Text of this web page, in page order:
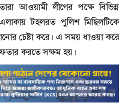
আওয়ামী লীগের পক্ষে বিভিন্ন
টহলরত পুলিশ মিছিলটিকে
চেষ্টা করে। এ সময় ধাওয়া করে
করতে সক্ষম হয়।